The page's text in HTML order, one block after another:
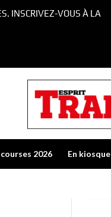
2026 En kiosque
INSCRIVEZ-VOUS À LA